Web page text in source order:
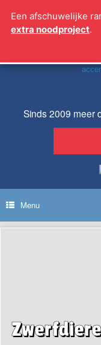
naar
Sinds 2009 meer
Menu
Een afschuwelijke
extra noodproject.